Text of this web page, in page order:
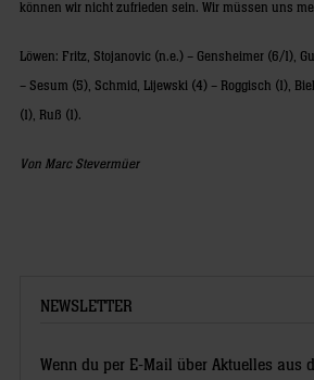
können wir nicht zufrieden sein. Wir müssen uns
Löwen: Fritz, Stojanovic (n.e.) – Gensheimer (6/1),
– Sesum (5), Schmid, Lijewski (4) – Roggisch (1),
(1), Ruß (1).
Von Marc Stevermüer
NEWSLETTER
Wenn du per E-Mail über Aktuelles aus